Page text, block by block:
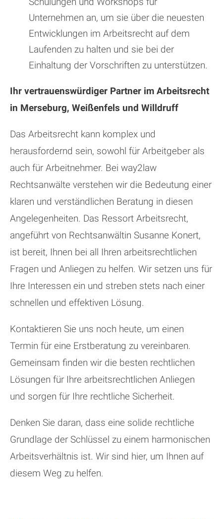
Unternehmen an, um sie über die neuesten
Entwicklungen im Arbeitsrecht auf dem
Laufenden zu halten und sie bei der
Einhaltung der Vorschriften zu unterstützen.
Ihr vertrauenswürdiger Partner im Arbeitsrecht
in Merseburg, Weißenfels und Willdruff
Das Arbeitsrecht kann komplex und
herausfordernd sein, sowohl für Arbeitgeber als
auch für Arbeitnehmer. Bei way2law
Rechtsanwälte verstehen wir die Bedeutung einer
klaren und verständlichen Beratung in diesen
Angelegenheiten. Das Ressort Arbeitsrecht,
angeführt von Rechtsanwältin Susanne Konert,
ist bereit, Ihnen bei all Ihren arbeitsrechtlichen
Fragen und Anliegen zu helfen. Wir setzen uns für
Ihre Interessen ein und streben stets nach einer
schnellen und effektiven Lösung.
Kontaktieren Sie uns noch heute, um einen
Termin für eine Erstberatung zu vereinbaren.
Gemeinsam finden wir die besten rechtlichen
Lösungen für Ihre arbeitsrechtlichen Anliegen
und sorgen für Ihre rechtliche Sicherheit.
Denken Sie daran, dass eine solide rechtliche
Grundlage der Schlüssel zu einem harmonischen
Arbeitsverhältnis ist. Wir sind hier, um Ihnen auf
diesem Weg zu helfen.